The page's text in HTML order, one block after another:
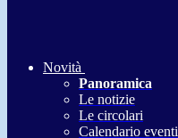
Novità
Panoramica
Le notizie
Le circolari
Calendario eventi